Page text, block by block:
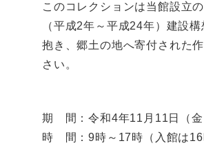
このコレクションは当館設立
（平成2年～平成24年）建設
抱き、郷土の地へ寄付された
さい。
期 間：令和4年11月11日（金
時 間：9時～17時（入館は16